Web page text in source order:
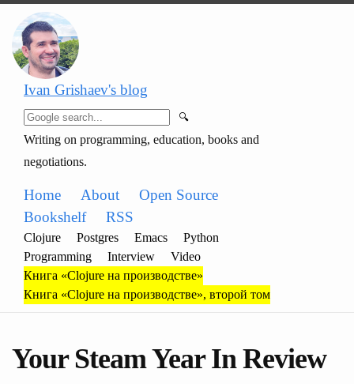
Ivan Grishaev's blog
🔍
Writing on programming, education, books and
negotiations.
Home About
Open Source
Bookshelf
RSS
Clojure Postgres Emacs
Python
Programming
Interview
Video
Книга «Clojure на производстве»
Книга «Clojure на производстве», второй том
Your Steam Year In Review